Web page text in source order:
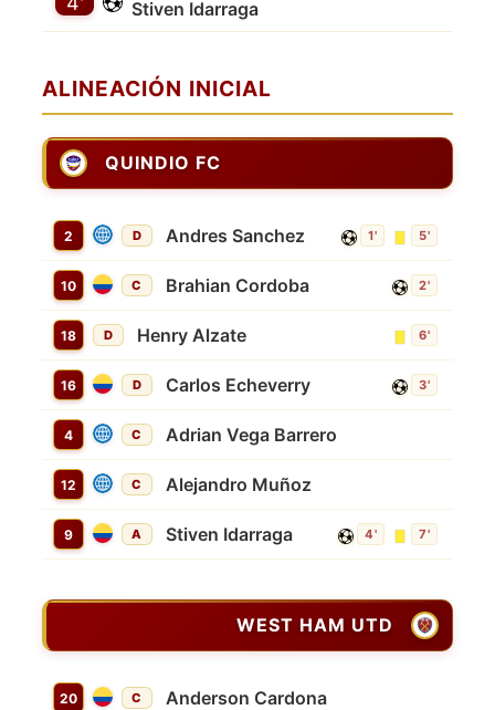
Stiven Idarraga
ALINEACIÓN INICIAL
QUINDIO FC
2 D Andres Sanchez 1' 5'
10 C Brahian Cordoba 2'
18 D Henry Alzate 6'
16 D Carlos Echeverry 3'
4 C Adrian Vega Barrero
12 C Alejandro Muñoz
9 A Stiven Idarraga 4' 7'
WEST HAM UTD
20 C Anderson Cardona